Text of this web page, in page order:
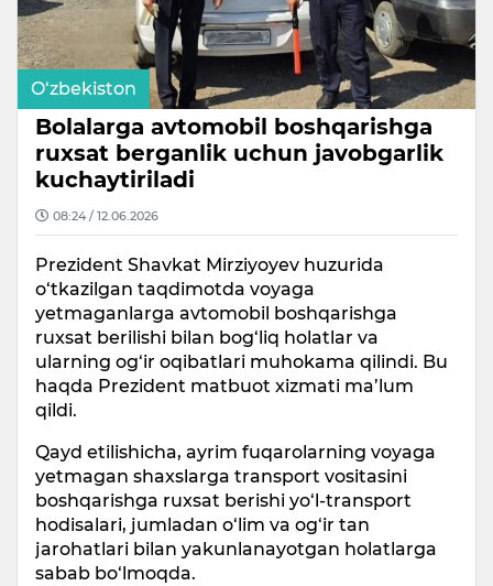
O‘zbekiston
Bolalarga avtomobil boshqarishga
ruxsat berganlik uchun javobgarlik
kuchaytiriladi
08:24 / 12.06.2026
Prezident Shavkat Mirziyoyev huzurida
o‘tkazilgan taqdimotda voyaga
yetmaganlarga avtomobil boshqarishga
ruxsat berilishi bilan bog‘liq holatlar va
ularning og‘ir oqibatlari muhokama qilindi. Bu
haqda Prezident matbuot xizmati ma’lum
qildi.
Qayd etilishicha, ayrim fuqarolarning voyaga
yetmagan shaxslarga transport vositasini
boshqarishga ruxsat berishi yo‘l-transport
hodisalari, jumladan o‘lim va og‘ir tan
jarohatlari bilan yakunlanayotgan holatlarga
sabab bo‘lmoqda.